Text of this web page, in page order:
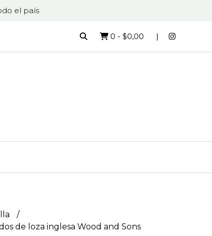
el país
0 - $0,00
de loza inglesa Wood and Sons